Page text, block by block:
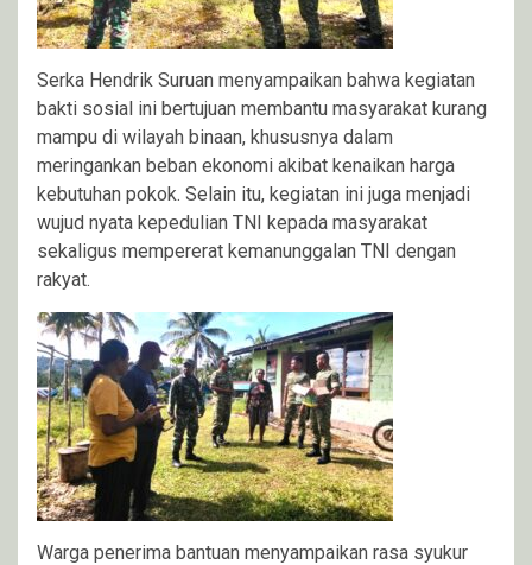
Serka Hendrik Suruan menyampaikan bahwa kegiatan
bakti sosial ini bertujuan membantu masyarakat kurang
mampu di wilayah binaan, khususnya dalam
meringankan beban ekonomi akibat kenaikan harga
kebutuhan pokok. Selain itu, kegiatan ini juga menjadi
wujud nyata kepedulian TNI kepada masyarakat
sekaligus mempererat kemanunggalan TNI dengan
rakyat.
Warga penerima bantuan menyampaikan rasa syukur